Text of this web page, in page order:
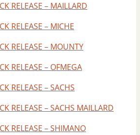
RELEASE – MAILLARD
RELEASE – MICHE
RELEASE – MOUNTY
RELEASE – OFMEGA
RELEASE – SACHS
RELEASE – SACHS MAILLARD
RELEASE – SHIMANO